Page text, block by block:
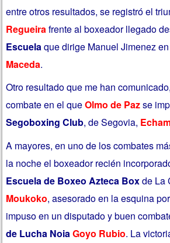
entre otros resultados, se registró el
Regueira frente al boxeador llegado
Escuela que dirige Manuel Jimenez
Maceda.
Otro resultado que me han
combate en el queOlmo de Pazse
Segoboxing Club, de Segovia,
A mayores, en uno de los combates
la noche el boxeador recién
Escuela de Boxeo Azteca Boxde La
Moukoko, asesorado en la esquina por
impuso en un disputado y buen
de Lucha NoiaGoyo Rubio. La